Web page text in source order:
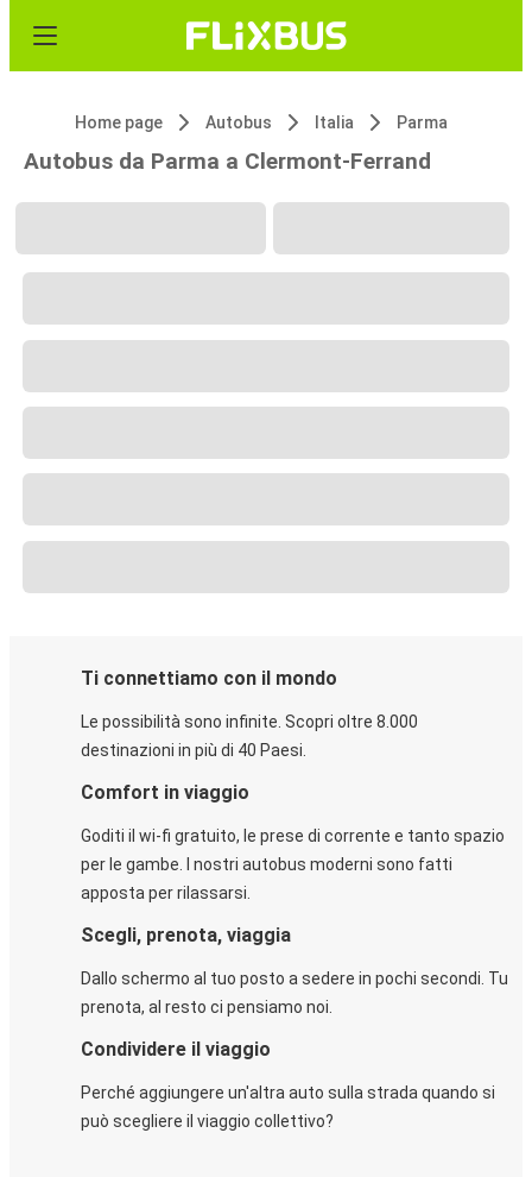
Home page Autobus Italia Parma
Autobus da Parma a Clermont-Ferrand
Ti connettiamo con il mondo
Le possibilità sono infinite. Scopri oltre 8.000
destinazioni in più di 40 Paesi.
Comfort in viaggio
Goditi il wi-fi gratuito, le prese di corrente e tanto spazio
per le gambe. I nostri autobus moderni sono fatti
apposta per rilassarsi.
Scegli, prenota, viaggia
Dallo schermo al tuo posto a sedere in pochi secondi. Tu
prenota, al resto ci pensiamo noi.
Condividere il viaggio
Perché aggiungere un'altra auto sulla strada quando si
può scegliere il viaggio collettivo?